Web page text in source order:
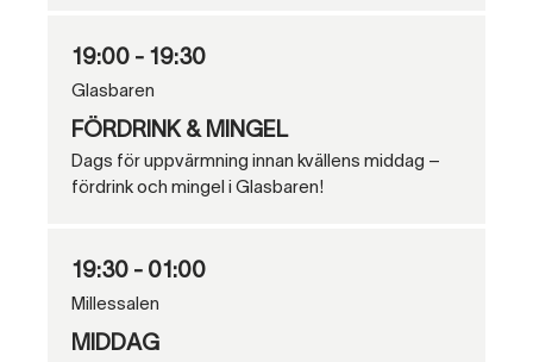
19:00 - 19:30
Glasbaren
FÖRDRINK & MINGEL
Dags för uppvärmning innan kvällens middag –
fördrink och mingel i Glasbaren!
19:30 - 01:00
Millessalen
MIDDAG